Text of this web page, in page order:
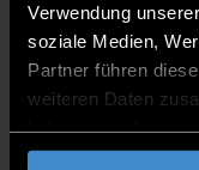
Verwendung
soziale Medien,
Partner führen
weiteren Daten
gesammelt haben.
ITC2+ 1.16
0991/3615-